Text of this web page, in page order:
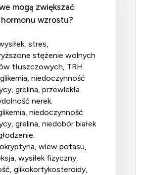
mogą zwiększać
wzrostu?
stężenie wolnych
tłuszczowych, TRH.
grelina, przewlekła
nerek.
grelina, niedobór białek
wysiłek fizyczny.